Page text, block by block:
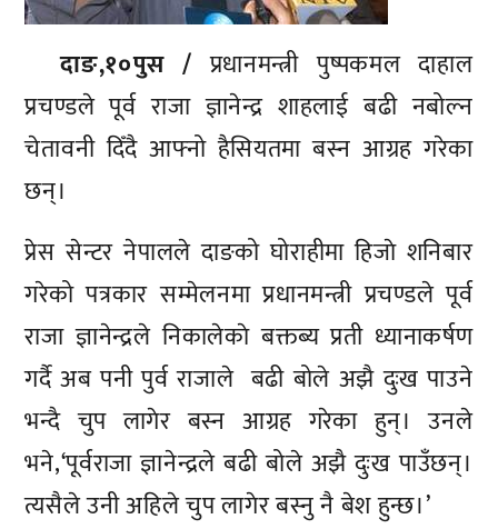
दाङ,१०पुस / प्रधानमन्त्री पुष्पकमल दाहाल
प्रचण्डले पूर्व राजा ज्ञानेन्द्र शाहलाई बढी नबोल्न
चेतावनी दिँदै आफ्नो हैसियतमा बस्न आग्रह गरेका
छन्।
प्रेस सेन्टर नेपालले दाङको घोराहीमा हिजाे शनिबार
गरेको पत्रकार सम्मेलनमा प्रधानमन्त्री प्रचण्डले पूर्व
राजा ज्ञानेन्द्रले निकालेकाे बक्तब्य प्रती ध्यानाकर्षण
गर्दै अब पनी पुर्व राजाले बढी बोले अझै दुःख पाउने
भन्दै चुप लागेर बस्न आग्रह गरेका हुन्। उनले
भने,‘पूर्वराजा ज्ञानेन्द्रले बढी बोले अझै दुःख पाउँछन्।
त्यसैले उनी अहिले चुप लागेर बस्नु नै बेश हुन्छ।’